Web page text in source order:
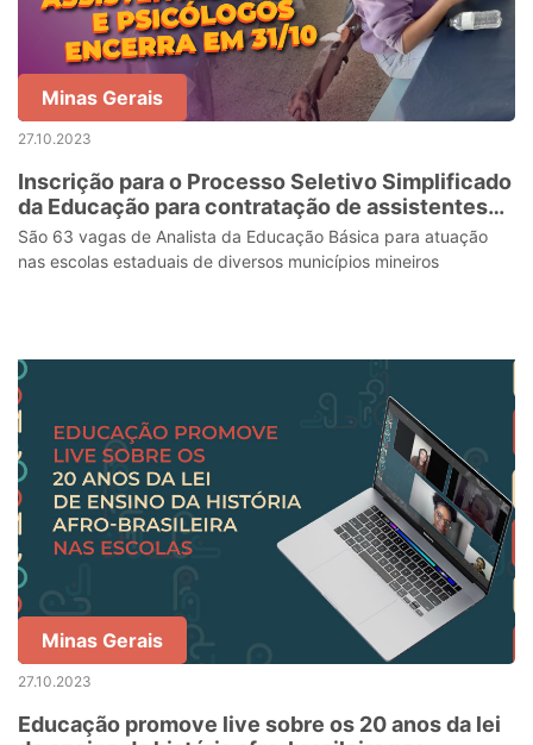
Minas Gerais
27.10.2023
Inscrição para o Processo Seletivo Simplificado
da Educação para contratação de assistentes
sociais e psicólogos encerra em 31/10
São 63 vagas de Analista da Educação Básica para atuação
nas escolas estaduais de diversos municípios mineiros
Minas Gerais
27.10.2023
Educação promove live sobre os 20 anos da lei